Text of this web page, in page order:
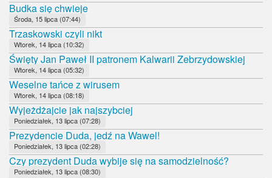
Budka się chwieje
Środa, 15 lipca (07:44)
Trzaskowski czyli nikt
Wtorek, 14 lipca (10:32)
Święty Jan Paweł II patronem Kalwarii Zebrzydowskiej
Wtorek, 14 lipca (05:32)
Weselne tańce z wirusem
Wtorek, 14 lipca (08:18)
Wyjeżdżajcie jak najszybciej
Poniedziałek, 13 lipca (07:28)
Prezydencie Duda, jedź na Wawel!
Poniedziałek, 13 lipca (02:28)
Czy prezydent Duda wybije się na samodzielność?
Poniedziałek, 13 lipca (08:30)